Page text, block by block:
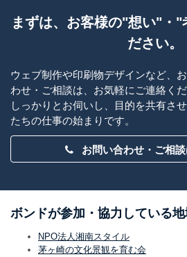
まずは、お客様の"想い"・"
ださい。
ウェブ制作や印刷物デザインなど、
わせ・ご相談は、お気軽にご連絡く
しっかりとお伺いし、目的を共有さ
たちの仕事の始まりです。
お問い合わせ・ご相
ボンドが参加・協力している
NPO法人湘南スタイル
茅ヶ崎の文化景観を育む会